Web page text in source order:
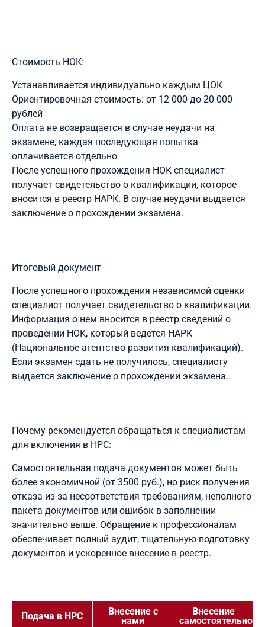
Стоимость НОК:
Устанавливается индивидуально каждым ЦОК
Ориентировочная стоимость: от 12 000 до 20 000
рублей
Оплата не возвращается в случае неудачи на
экзамене, каждая последующая попытка
оплачивается отдельно
После успешного прохождения НОК специалист
получает свидетельство о квалификации, которое
вносится в реестр НАРК. В случае неудачи выдается
заключение о прохождении экзамена.
Итоговый документ
После успешного прохождения независимой оценки
специалист получает свидетельство о квалификации.
Информация о нем вносится в реестр сведений о
проведении НОК, который ведется НАРК
(Национальное агентство развития квалификаций).
Если экзамен сдать не получилось, специалисту
выдается заключение о прохождении экзамена.
Почему рекомендуется обращаться к специалистам
для включения в НРС:
Самостоятельная подача документов может быть
более экономичной (от 3500 руб.), но риск получения
отказа из-за несоответствия требованиям, неполного
пакета документов или ошибок в заполнении
значительно выше. Обращение к профессионалам
обеспечивает полный аудит, тщательную подготовку
документов и ускоренное внесение в реестр.
Подача в НРС
Внесение с
нами
Внесение
самостоятельно